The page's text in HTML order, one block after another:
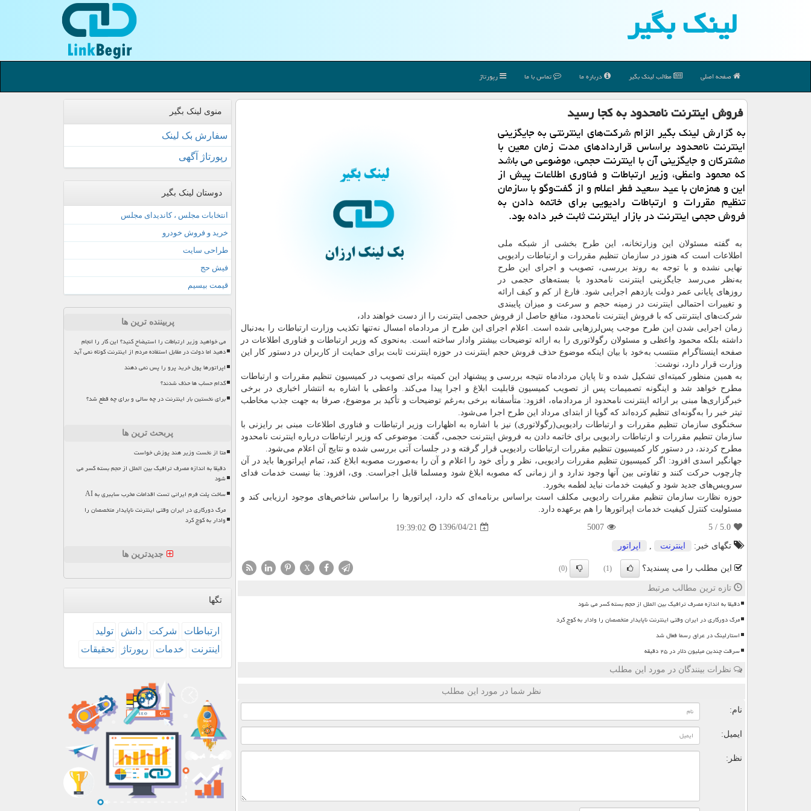
لینك بگیر
صفحه اصلی مطالب لینك بگیر درباره ما تماس با ما رپورتاژ
فروش اینترنت نامحدود به كجا رسید
به گزارش لینك بگیر الزام شركت‌های اینترنتی به جایگزینی
اینترنت نامحدود براساس قراردادهای مدت زمان معین با
مشتركان و جایگزینی آن با اینترنت حجمی، موضوعی می باشد
كه محمود واعظی، وزیر ارتباطات و فناوری اطلاعات پیش از
این و همزمان با عید سعید فطر اعلام و از گفت‌وگو با سازمان
تنظیم مقررات و ارتباطات رادیویی برای خاتمه دادن به
فروش حجمی اینترنت در بازار اینترنت ثابت خبر داده بود.
به ‌گفته مسئولان این وزارتخانه، این طرح بخشی از شبكه ملی
اطلاعات است كه هنوز در سازمان تنظیم مقررات و ارتباطات رادیویی
نهایی نشده و با توجه به روند بررسی، تصویب و اجرای این طرح
به‌نظر می‌رسد جایگزینی اینترنت نامحدود با بسته‌های حجمی در
روزهای پایانی عمر دولت یازدهم اجرایی شود. فارغ از كم و كیف ارائه
و تغییرات احتمالی اینترنت در زمینه حجم و سرعت و میزان پایبندی
شركت‌های اینترنتی كه با فروش اینترنت نامحدود، منافع حاصل از فروش حجمی اینترنت را از دست خواهند داد،
زمان اجرایی شدن این طرح موجب پس‌لرز‌هایی شده است. اعلام اجرای این طرح از مرداد‌ماه امسال نه‌تنها تكذیب وزارت ارتباطات را به‌دنبال
داشته بلكه محمود واعظی و مسئولان رگولاتوری را به ارائه توضیحات بیشتر وادار ساخته است. به‌نحوی كه وزیر ارتباطات و فناوری اطلاعات در
صفحه اینستا‌گرام منتسب به‌خود با بیان اینكه موضوع حذف فروش حجم اینترنت در حوزه اینترنت ثابت برای حمایت از كاربران در دستور كار این
وزارت قرار دارد، نوشت:
به همین منظور كمیته‌ای تشكیل شده و تا پایان مردادماه نتیجه بررسی و پیشنهاد این كمیته برای تصویب در كمیسیون تنظیم مقررات و ارتباطات
مطرح خواهد شد و اینگونه تصمیمات پس از تصویب كمیسیون قابلیت ابلاغ و اجرا پیدا می‌كند. واعظی با اشاره به انتشار اخباری در برخی
خبرگزاری‌ها مبنی بر ارائه اینترنت نامحدود از مردادماه، افزود: متأسفانه برخی به‌رغم توضیحات و تأكید بر موضوع، صرفا به جهت جذب مخاطب
تیتر خبر را به‌گونه‌ای تنظیم كرده‌اند كه گویا از ابتدای مرداد این طرح اجرا می‌شود.
سخنگوی سازمان تنظیم مقررات و ارتباطات رادیویی(رگولاتوری) نیز با اشاره به اظهارات وزیر ارتباطات و فناوری اطلاعات مبنی بر رایزنی با
سازمان تنطیم مقررات و ارتباطات رادیویی برای خاتمه دادن به فروش اینترنت حجمی، گفت: موضوعی كه وزیر ارتباطات درباره اینترنت نامحدود
مطرح كردند، در دستور كار كمیسیون تنظیم مقررات ارتباطات رادیویی قرار گرفته و در جلسات آتی بررسی شده و نتایج آن اعلام می‌شود.
جهانگیر اسدی افزود: اگر كمیسیون تنظیم مقررات رادیویی، نظر و رأی خود را اعلام و آن را به‌صورت مصوبه ابلاغ كند، تمام اپراتورها باید در آن
چارچوب حركت كنند و تفاوتی بین آنها وجود ندارد و از زمانی كه مصوبه ابلاغ شود ومسلما قابل اجراست. وی، افزود: بنا نیست خدمات فدای
سرویس‌های جدید شود و كیفیت خدمات نباید لطمه بخورد.
حوزه نظارت سازمان تنظیم مقررات رادیویی مكلف است براساس برنامه‌ای كه دارد، اپراتورها را براساس شاخص‌های موجود ارزیابی كند و
مسئولیت كنترل كیفیت خدمات اپراتورها را هم برعهده دارد.
5.0
/ 5
5007
1396/04/21
19:39:02
تگهای خبر:
اینترنت اپراتور
این مطلب را می پسندید؟ (1)
(0)
X
تازه ترین مطالب مرتبط
دقیقا به اندازه مصرف ترافیک بین الملل از حجم بسته کسر می شود
مرگ دورکاری در ایران وقتی اینترنت ناپایدار متخصصان را وادار به کوچ کرد
استارلینک در عراق رسما فعال شد
سرقت چندین میلیون دلار در ۲۵ دقیقه
نظرات بینندگان در مورد این مطلب
نظر شما در مورد این مطلب
نام:
ایمیل:
نظر:
منوی لینک بگیر
سفارش بک لینک
رپورتاژ آگهی
دوستان لینک بگیر
انتخابات مجلس ، کاندیدای مجلس
خرید و فروش خودرو
طراحی سایت
فیش حج
قیمت بیسیم
پربیننده ترین ها
می خواهید وزیر ارتباطات را استیضاح کنید؟ این کار را انجام
دهید اما دولت در مقابل استفاده مردم از اینترنت کوتاه نمی آید
اپراتورها پول خرید پرو را پس نمی دهند
کدام حساب ها حذف شدند؟
برای نخستین بار اینترنت در چه سالی و برای چه قطع شد؟
پربحث ترین ها
متا از نخست وزیر هند پوزش خواست
دقیقا به اندازه مصرف ترافیک بین الملل از حجم بسته کسر می
شود
ساخت پلت فرم ایرانی تست اقدامات مخرب سایبری به AI
مرگ دورکاری در ایران وقتی اینترنت ناپایدار متخصصان را
وادار به کوچ کرد
جدیدترین ها
تگها
ارتباطات شركت دانش
تولید
اینترنت
خدمات رپورتاژ تحقیقات